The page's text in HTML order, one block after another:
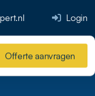
Offerte aanvragen
Login